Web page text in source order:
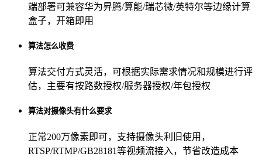
端部署可兼容华为昇腾/算能/瑞芯微/英特尔等边缘计算
盒子，开箱即用
算法怎么收费
算法交付方式灵活，可根据实际需求情况和规模进行评
估，主要有按路数授权/服务器授权/年包授权
算法对摄像头有什么要求
正常200万像素即可，支持摄像头利旧使用，
RTSP/RTMP/GB28181等视频流接入，节省改造成本